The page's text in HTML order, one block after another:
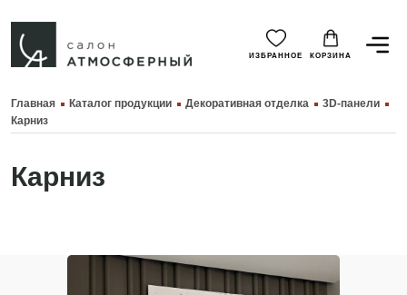
ИЗБРАННОЕ КОРЗИНА
Главная Каталог продукции Декоративная отделка
3D-панели
Карниз
Карниз